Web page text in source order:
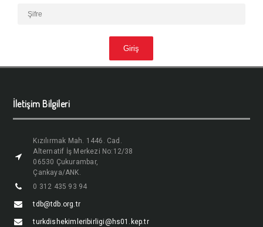
İletişim Bilgileri
Kızılırmak Mah. 1446. Cad.
Alternatif İş Merkezi No:12/38
06530 Çukurambar,
Çankaya/ANK.
0 312 435 93 94
tdb@tdb.org.tr
turkdishekimleribirligi@hs01.kep.tr